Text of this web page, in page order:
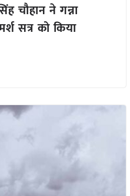
चौहान ने गन्ना
सत्र को किया